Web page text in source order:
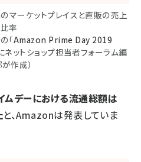
ーケットプレイスと直販の売上
比率
「Amazon Prime Day 2019
ネットショップ担当者フォーラム編
作成）
ムデーにおける流通総額は
と、Amazonは発表していま